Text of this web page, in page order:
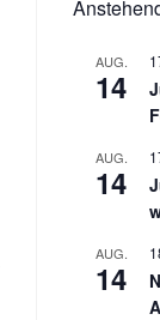
AUG.
14
AUG.
14
AUG.
14